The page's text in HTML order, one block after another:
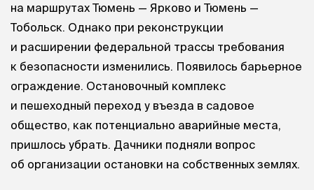
на маршрутах Тюмень — Ярково и Тюмень —
Тобольск. Однако при реконструкции
и расширении федеральной трассы требования
к безопасности изменились. Появилось барьерное
ограждение. Остановочный комплекс
и пешеходный переход у въезда в садовое
общество, как потенциально аварийные места,
пришлось убрать. Дачники подняли вопрос
об организации остановки на собственных землях.